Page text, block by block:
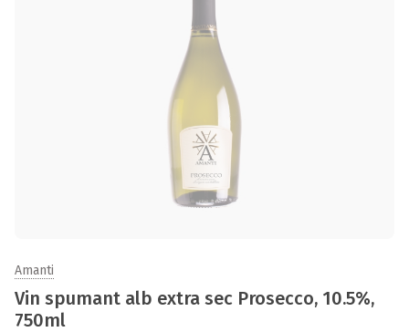
Amanti
Vin spumant alb extra sec Prosecco, 10.5%,
750ml